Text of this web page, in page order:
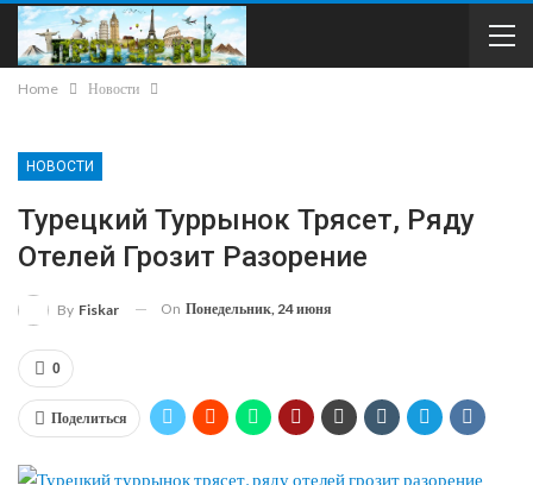
Home Новости
НОВОСТИ
Турецкий Туррынок Трясет, Ряду
Отелей Грозит Разорение
By Fiskar On Понедельник, 24 июня
0
Поделиться